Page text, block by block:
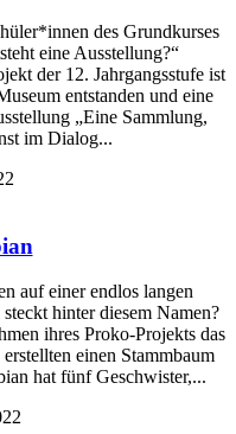
des Grundkurses
eine Ausstellung?“
der 12. Jahrgangsstufe ist
entstanden und eine
„Eine Sammlung,
im Dialog...
auf einer endlos langen
hinter diesem Namen?
ihres Proko-Projekts das
einen Stammbaum
hat fünf Geschwister,...